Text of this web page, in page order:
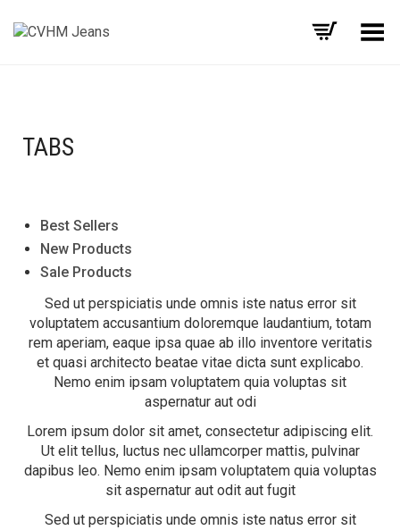
Alternar Menu
TABS
Best Sellers
New Products
Sale Products
Sed ut perspiciatis unde omnis iste natus error sit
voluptatem accusantium doloremque laudantium, totam
rem aperiam, eaque ipsa quae ab illo inventore veritatis
et quasi architecto beatae vitae dicta sunt explicabo.
Nemo enim ipsam voluptatem quia voluptas sit
aspernatur aut odi
Lorem ipsum dolor sit amet, consectetur adipiscing elit.
Ut elit tellus, luctus nec ullamcorper mattis, pulvinar
dapibus leo. Nemo enim ipsam voluptatem quia voluptas
sit aspernatur aut odit aut fugit
Sed ut perspiciatis unde omnis iste natus error sit